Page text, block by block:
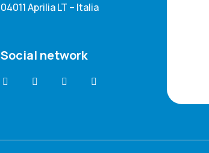
04011 Aprilia LT – Italia
Social network